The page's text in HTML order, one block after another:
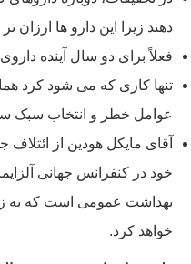
دهند زیرا این دارو ها ارزان
فعلاً برای دو سال آینده
تنها کاری که می شود کرد
عوامل خطر و انتخاب سبک
آقای مایکل هودین از
خود در کنفرانس جهانی
بهداشت عمومی است که به
خواهد کرد.